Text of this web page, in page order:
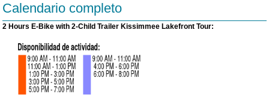
Calendario completo
2 Hours E-Bike with 2-Child Trailer Kissimmee Lakefront Tour: